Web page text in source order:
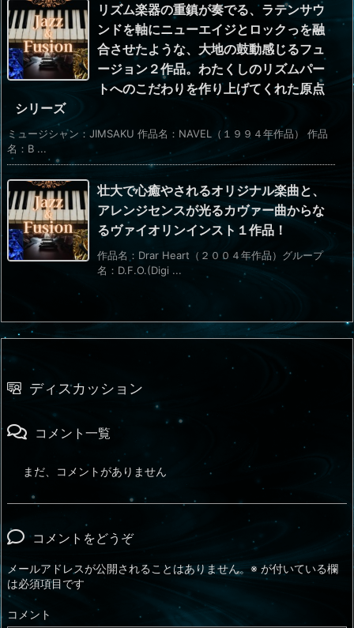
リズム楽器の重鎮が奏でる、ラテンサウ
ンドを軸にニューエイジとロックっを融
合させたような、大地の鼓動感じるフュ
ージョン２作品。わたくしのリズムパー
トへのこだわりを作り上げてくれた原点
シリーズ
ミュージシャン：JIMSAKU 作品名：NAVEL（１９９４年作品） 作品
名：B ...
壮大で心癒やされるオリジナル楽曲と、
アレンジセンスが光るカヴァー曲からな
るヴァイオリンインスト１作品！
作品名：Drar Heart（２００４年作品）グループ
名：D.F.O.(Digi ...
ディスカッション
コメント一覧
まだ、コメントがありません
コメントをどうぞ
メールアドレスが公開されることはありません。 ※ が付いている欄
は必須項目です
コメント